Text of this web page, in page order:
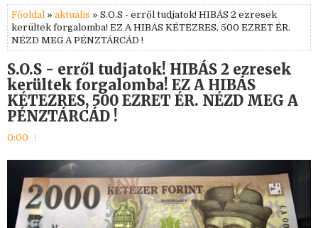
Főoldal » aktuális » S.O.S - erről tudjatok! HIBÁS 2 ezresek
kerültek forgalomba! EZ A HIBÁS KÉTEZRES, 500 EZRET ÉR.
NÉZD MEG A PÉNZTÁRCÁD !
S.O.S - erről tudjatok! HIBÁS 2 ezresek
kerültek forgalomba! EZ A HIBÁS
KÉTEZRES, 500 EZRET ÉR. NÉZD MEG A
PÉNZTÁRCÁD !
0:00